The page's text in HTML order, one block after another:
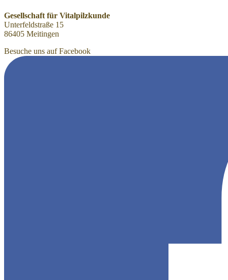
Gesellschaft für Vitalpilzkunde
Unterfeldstraße 15
86405 Meitingen
Besuche uns auf Facebook